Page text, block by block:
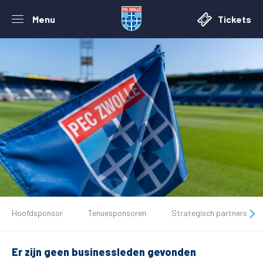
Menu Tickets
Tickets
Matchdays
Hoofdsponsor Tenuesponsoren Strategisch partners
Er zijn geen businessleden gevonden